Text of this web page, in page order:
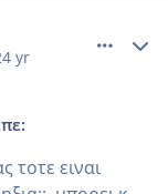
4 yr
τοτε ειναι